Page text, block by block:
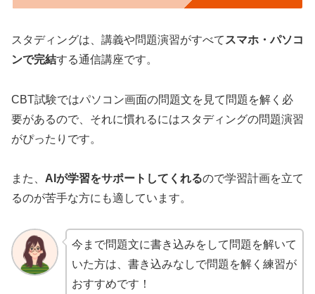
スタディングは、講義や問題演習がすべて スマホ・パソコ
ンで完結する通信講座です。
CBT試験ではパソコン画面の問題文を見て問題を解く必
要があるので、それに慣れるにはスタディングの問題演習
がぴったりです。
また、 AIが学習をサポートしてくれるので学習計画を立て
るのが苦手な方にも適しています。
今まで問題文に書き込みをして問題を解いて
いた方は、書き込みなしで問題を解く練習が
おすすめです！